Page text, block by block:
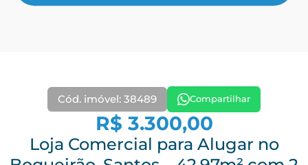
Cód. imóvel: 38489 Compartilhar
R$ 3.300,00
Loja Comercial para Alugar no